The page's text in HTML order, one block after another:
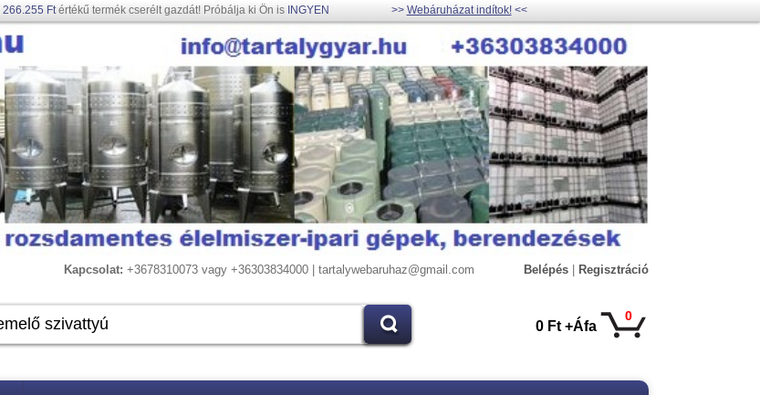
266.255 Ftértékű termék cserélt gazdát! Próbálja ki Ön is INGYEN >> Webáruházat indítok!<<
Kapcsolat: +3678310073 vagy +36303834000 | tartalywebaruhaz@gmail.com Belépés Regisztráció
0
0 Ft +Áfa